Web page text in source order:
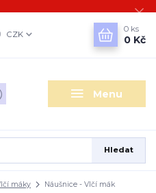
Menu
CZK
Hledat
0 ks
0 Kč
máky Náušnice - Vlčí mák